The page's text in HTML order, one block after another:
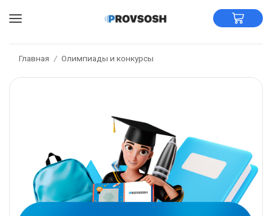
Главная / Олимпиады и конкурсы